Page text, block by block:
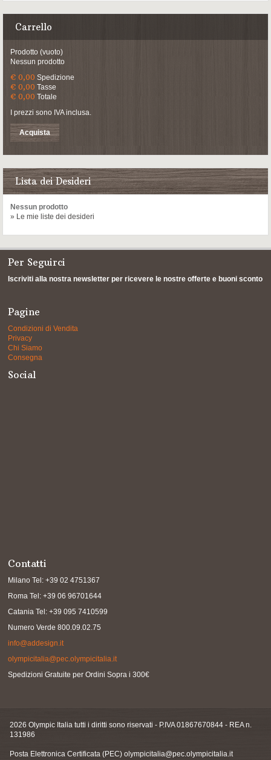
Carrello
Prodotto (vuoto)
Nessun prodotto
€ 0,00 Spedizione
€ 0,00 Tasse
€ 0,00 Totale
I prezzi sono IVA inclusa.
Acquista
Lista dei Desideri
Nessun prodotto
» Le mie liste dei desideri
Per Seguirci
Iscriviti alla nostra newsletter per ricevere le nostre offerte e buoni sconto
Pagine
Condizioni di Vendita
Privacy
Chi Siamo
Consegna
Social
Contatti
Milano Tel: +39 02 4751367
Roma Tel: +39 06 96701644
Catania Tel: +39 095 7410599
Numero Verde 800.09.02.75
info@addesign.it
olympicitalia@pec.olympicitalia.it
Spedizioni Gratuite per Ordini Sopra i 300€
2026 Olympic Italia tutti i diritti sono riservati - P.IVA 01867670844 - REA n.
131986
Posta Elettronica Certificata (PEC)olympicitalia@pec.olympicitalia.it